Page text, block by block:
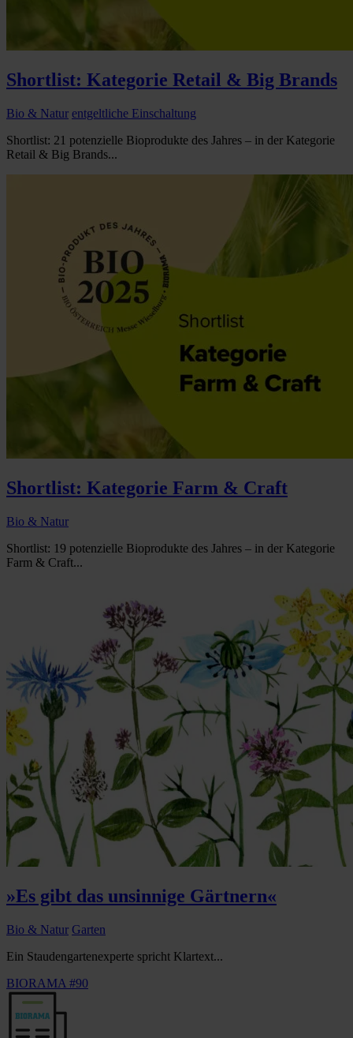
Shortlist: Kategorie Retail & Big Brands
Bio & Natur entgeltliche Einschaltung
Shortlist: 21 potenzielle Bioprodukte des Jahres – in der Kategorie
Retail & Big Brands...
Shortlist: Kategorie Farm & Craft
Bio & Natur
Shortlist: 19 potenzielle Bioprodukte des Jahres – in der Kategorie
Farm & Craft...
»Es gibt das unsinnige Gärtnern«
Bio & Natur Garten
Ein Staudengartenexperte spricht Klartext...
BIORAMA #90